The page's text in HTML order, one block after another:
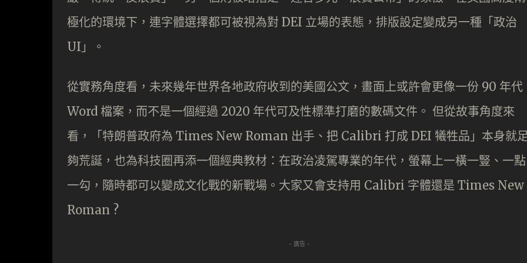
極化的環境下，連字體選擇都可被視為對 DEI 立場的表態，排版設定變成另一種「政治
UI」。
從實務角度看，未來幾年世界各地政府收到的美國公文，畫面上或許會更像一份 90 年代
Word 檔案，而不是一個經過 2020 年代可及性標準打磨的數碼文件。 但從故事角度來
看，「特朗普政府為 Times New Roman 出手、把 Calibri 打成 DEI 犧牲品」本身就
夠荒誕，也為科技圈再添一個經典教材：在政治凌駕專業的年代，螢幕上一橫一豎、一點
一勾，隨時都可以變成文化戰的新戰場。大家又會支持用 Calibri 字體還是 Times New
Roman ?
- 廣告 -